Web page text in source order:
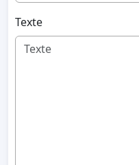
Texte